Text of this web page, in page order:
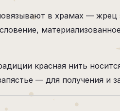
в храмах —
красная нить
— для получения